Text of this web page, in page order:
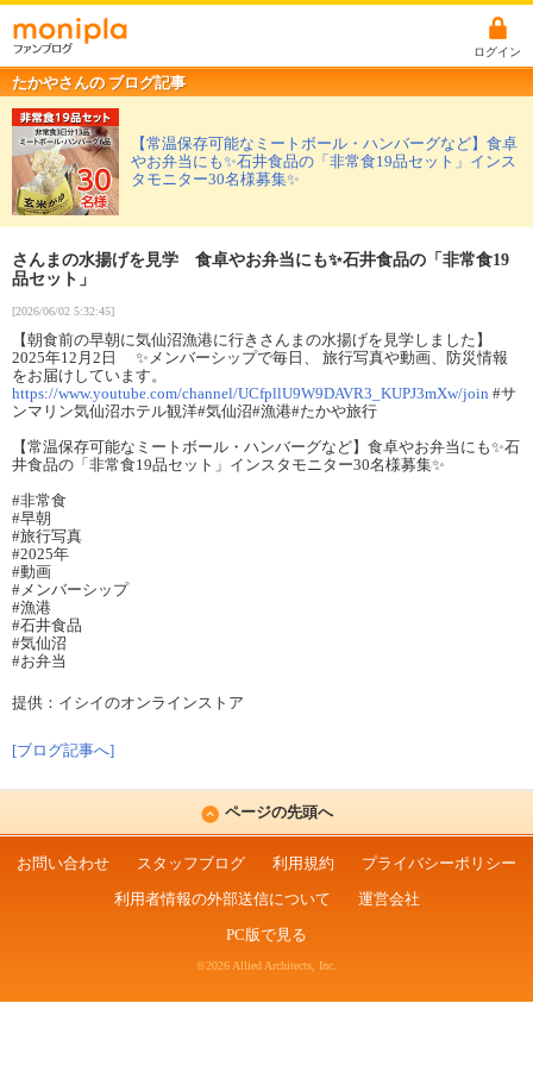
ログイン
たかやさんの ブログ記事
【常温保存可能なミートボール・ハンバーグなど】食卓
やお弁当にも✨石井食品の「非常食19品セット」インス
タモニター30名様募集✨
さんまの水揚げを見学 食卓やお弁当にも✨石井食品の「非常食19
品セット」
[2026/06/02 5:32:45]
【朝食前の早朝に気仙沼漁港に行きさんまの水揚げを見学しました】
2025年12月2日 ✨メンバーシップで毎日、 旅行写真や動画、防災情報
をお届けしています。
https://www.youtube.com/channel/UCfpllU9W9DAVR3_KUPJ3mXw/join #サ
ンマリン気仙沼ホテル観洋#気仙沼#漁港#たかや旅行
【常温保存可能なミートボール・ハンバーグなど】食卓やお弁当にも✨石
井食品の「非常食19品セット」インスタモニター30名様募集✨
#非常食
#早朝
#旅行写真
#2025年
#動画
#メンバーシップ
#漁港
#石井食品
#気仙沼
#お弁当
提供：イシイのオンラインストア
[ブログ記事へ]
ページの先頭へ
お問い合わせ スタッフブログ 利用規約
プライバシーポリシー
利用者情報の外部送信について
運営会社
PC版で見る
©2026 Allied Architects, Inc.